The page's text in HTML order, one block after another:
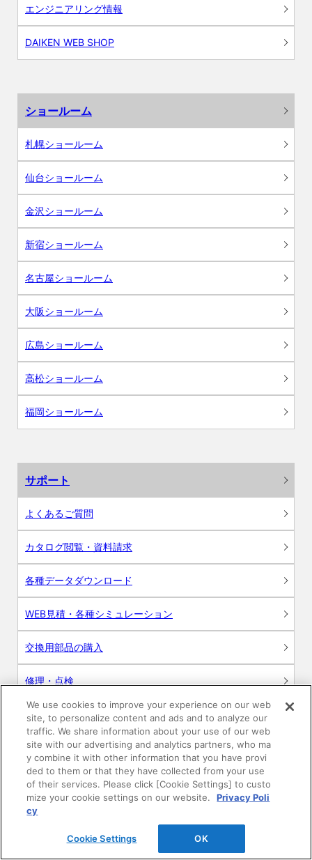
エンジニアリング情報
DAIKEN WEB SHOP
ショールーム
札幌ショールーム
仙台ショールーム
金沢ショールーム
新宿ショールーム
名古屋ショールーム
大阪ショールーム
広島ショールーム
高松ショールーム
福岡ショールーム
サポート
よくあるご質問
カタログ閲覧・資料請求
各種データダウンロード
WEB見積・各種シミュレーション
交換用部品の購入
修理・点検
お問い合わせ
ログイン
建築・設計関係者様向けサイト
ユーザー登録サービス
WEB見積システム
We use cookies to improve your experience on our web
site, to personalize content and ads and to analyze our
traffic. We share information about your use of our web
site with our advertising and analytics partners, who ma
y combine it with other information that you have provi
ded to them or that they have collected from your use
of their services. Please click [Cookie Settings] to custo
mize your cookie settings on our website.
Privacy Poli
cy
Cookie Settings OK